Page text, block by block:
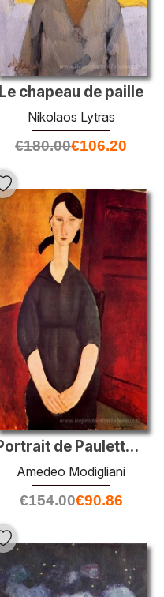
Le chapeau de paille
Nikolaos Lytras
€180.00€106.20
Portrait de Paulette Jourdain
Amedeo Modigliani
€154.00€90.86